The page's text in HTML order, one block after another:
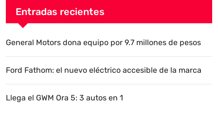
Entradas recientes
General Motors dona equipo por 9.7 millones de pesos
Ford Fathom: el nuevo eléctrico accesible de la marca
Llega el GWM Ora 5: 3 autos en 1